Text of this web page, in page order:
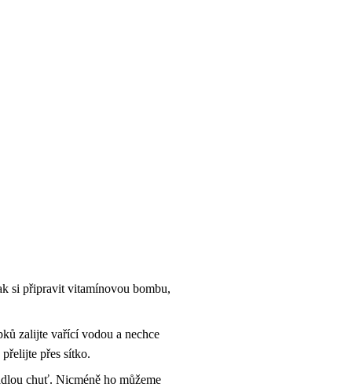
si připravit vitamínovou bombu,
zalijte vařící vodou a nechce
přes sítko.
chuť. Nicméně ho můžeme